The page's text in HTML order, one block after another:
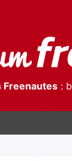
Freenautes: